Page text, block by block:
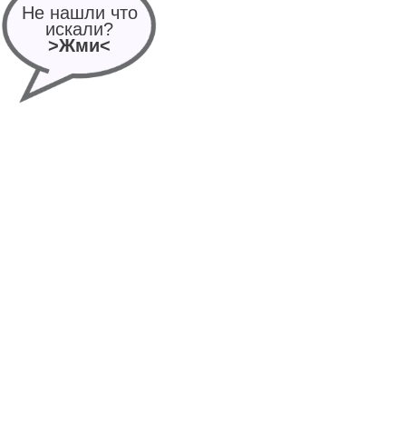
Не нашли что
искали?
>Жми<